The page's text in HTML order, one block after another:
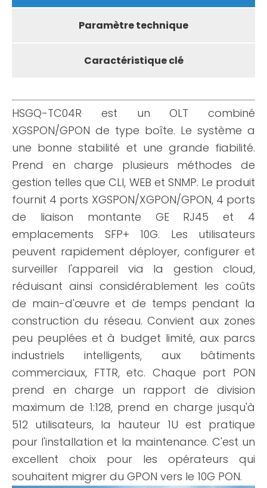
Paramètre technique
Caractéristique clé
HSGQ-TC04R est un OLT combiné
XGSPON/GPON de type boîte. Le système a
une bonne stabilité et une grande fiabilité.
Prend en charge plusieurs méthodes de
gestion telles que CLl, WEB et SNMP. Le produit
fournit 4 ports XGSPON/XGPON/GPON, 4 ports
de liaison montante GE RJ45 et 4
emplacements SFP+ 10G. Les utilisateurs
peuvent rapidement déployer, configurer et
surveiller l'appareil via la gestion cloud,
réduisant ainsi considérablement les coûts
de main-d'œuvre et de temps pendant la
construction du réseau. Convient aux zones
peu peuplées et à budget limité, aux parcs
industriels intelligents, aux bâtiments
commerciaux, FTTR, etc. Chaque port PON
prend en charge un rapport de division
maximum de 1:128, prend en charge jusqu'à
512 utilisateurs, la hauteur 1U est pratique
pour l'installation et la maintenance. C'est un
excellent choix pour les opérateurs qui
souhaitent migrer du GPON vers le 10G PON.